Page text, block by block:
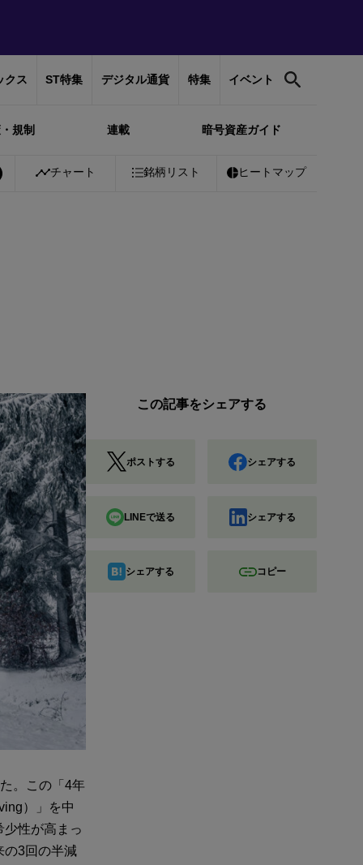
クス ST特集 デジタル通貨 特集 イベント
規制 連載 暗号資産ガイド
Bitcoin ￥10,181,579-0.70% Ethereum ￥300,637
チャート 銘柄リスト ヒートマップ
。この「4年
）」を中
性が高まっ
の3回の半減
この記事をシェアする
ポストする シェアする
LINEで送る シェアする
シェアする コピー